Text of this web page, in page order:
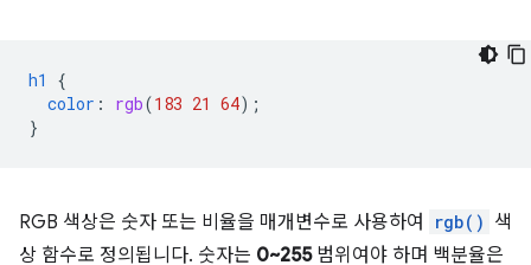
h1
{
color : rgb(183 21 64);
}
RGB 색상은 숫자 또는 비율을 매개변수로 사용하여 rgb() 색
상 함수로 정의됩니다. 숫자는 0~255범위여야 하며 백분율은